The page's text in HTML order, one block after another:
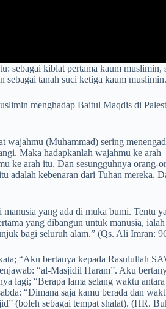
sebagai kiblat pertama kaum muslimin,
sebagai tanah suci ketiga kaum muslimin.
menghadap Baitul Maqdis di
wajahmu (Muhammad) sering
Maka hadapkanlah wajahmu ke arah
ke arah itu. Dan sesungguhnya orang-
adalah kebenaran dari Tuhan mereka.
yang ada di muka bumi. Tentu
yang dibangun untuk manusia, ialah
bagi seluruh alam.” (Qs. Ali Imran:
“Aku bertanya kepada Rasulullah
“al-Masjidil Haram”. Aku
lagi; “Berapa lama selang waktu antara
“Dimana saja kamu berada dan
(boleh sebagai tempat shalat). (HR.